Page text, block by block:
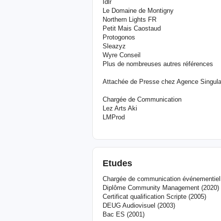
Idlr
Le Domaine de Montigny
Northern Lights FR
Petit Mais Caostaud
Protogonos
Sleazyz
Wyre Conseil
Plus de nombreuses autres références
Attachée de Presse chez Agence
Chargée de Communication
Lez Arts Aki
LMProd
Etudes
Chargée de communication
Diplôme Community Management (2020)
Certificat qualification Scripte (2005)
DEUG Audiovisuel (2003)
Bac ES (2001)